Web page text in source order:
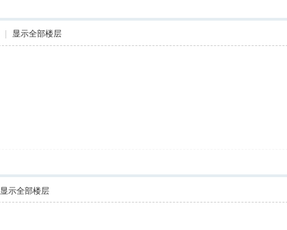
显示全部楼层
显示全部楼层